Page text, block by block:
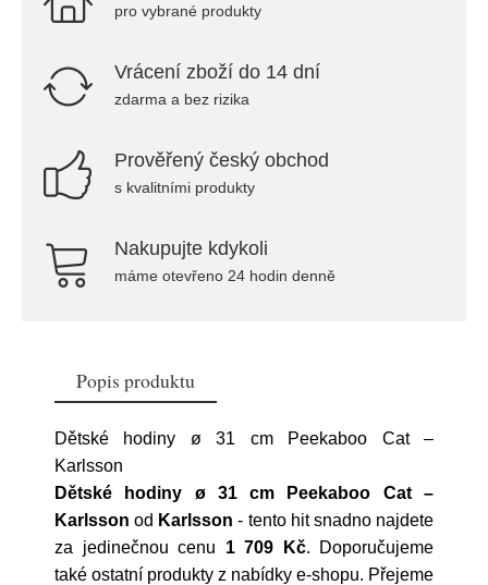
pro vybrané produkty
Vrácení zboží do 14 dní
zdarma a bez rizika
Prověřený český obchod
s kvalitními produkty
Nakupujte kdykoli
máme otevřeno 24 hodin denně
Popis produktu
Dětské hodiny ø 31 cm Peekaboo Cat –
Karlsson
Dětské hodiny ø 31 cm Peekaboo Cat –
Karlsson od Karlsson - tento hit snadno najdete
za jedinečnou cenu 1 709 Kč. Doporučujeme
také ostatní produkty z nabídky e-shopu. Přejeme